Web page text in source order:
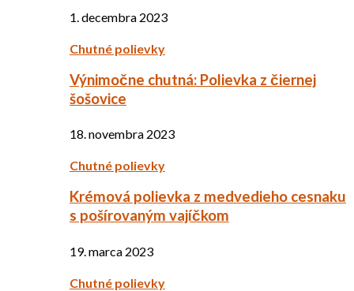
1. decembra 2023
Chutné polievky
Výnimočne chutná: Polievka z čiernej
šošovice
18. novembra 2023
Chutné polievky
Krémová polievka z medvedieho cesnaku
s pošírovaným vajíčkom
19. marca 2023
Chutné polievky